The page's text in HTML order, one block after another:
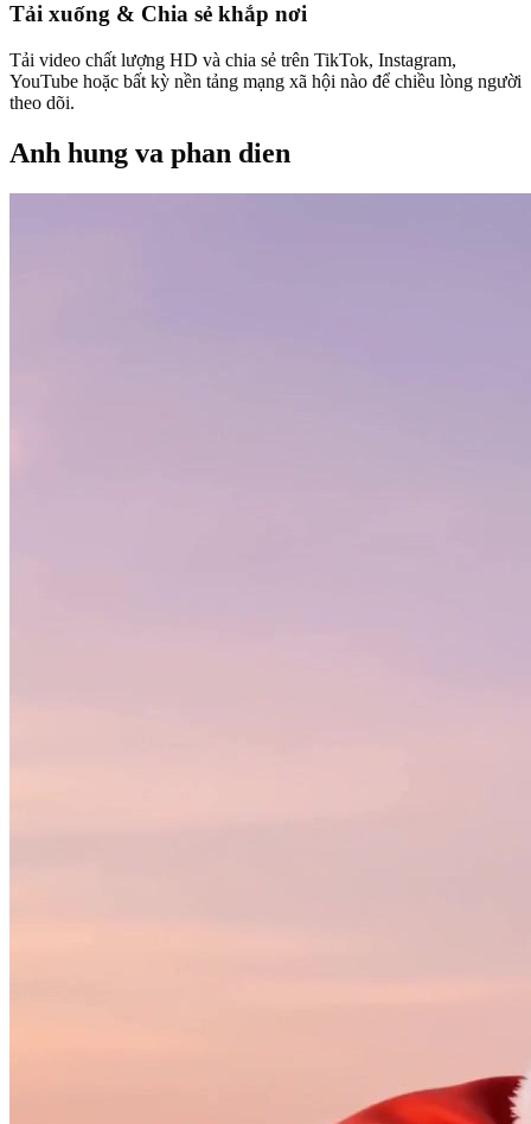
Tải xuống & Chia sẻ khắp nơi
Tải video chất lượng HD và chia sẻ trên TikTok, Instagram,
YouTube hoặc bất kỳ nền tảng mạng xã hội nào để chiều lòng người
theo dõi.
Anh hung va phan dien